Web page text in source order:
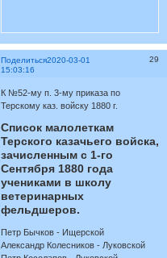
Поделиться 29
2020-03-01
15:03:16
К №52-му п. 3-му приказа по
Терскому каз. войску 1880 г.
Список малолеткам
Терского казачьего войска,
зачисленным с 1-го
Сентября 1880 года
учениками в школу
ветеринарных
фельдшеров.
Петр Бычков - Ищерской
Александр Колесников - Луковской